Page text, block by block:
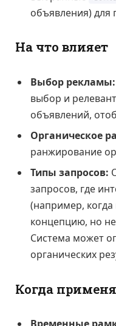
объявления) для
На что влияет
Выбор рекламы:
выбор и
объявлений,
Органическое
ранжирование
Типы запросов:
запросов, где
(например,
концепцию, но
Система может
органических
Когда